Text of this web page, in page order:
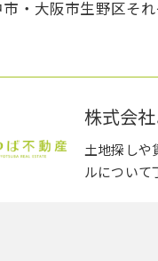
・大阪市生野区そ
株式会
土地探しや
ルについて